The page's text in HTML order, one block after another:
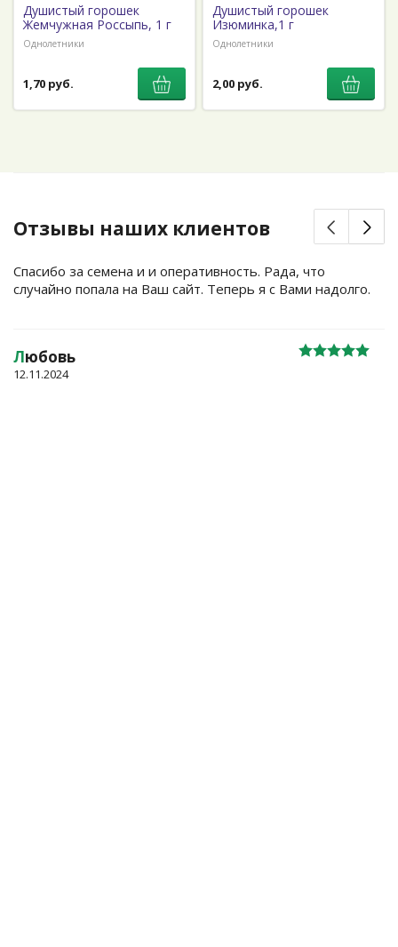
Душистый горошек
Жемчужная Россыпь, 1 г
Однолетники
1,70 руб.
Душистый горошек
Изюминка,1 г
Однолетники
2,00 руб.
Отзывы наших клиентов
Спасибо за семена и и оперативность. Рада, что
случайно попала на Ваш сайт. Теперь я с Вами надолго.
Любовь
12.11.2024